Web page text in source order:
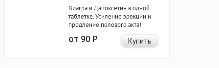
Виагра и Дапоксетин в одной
таблетке. Усиление эрекции и
продление полового акта!
от 90Р Купить